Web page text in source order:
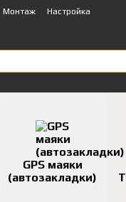
Монтаж
Настройка
GPS маяки
(автозакладки)